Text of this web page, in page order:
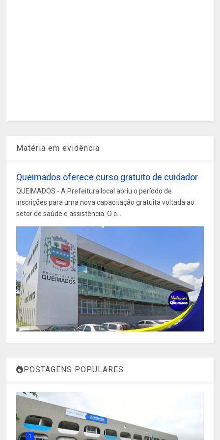
Matéria em evidência
Queimados oferece curso gratuito de cuidador
QUEIMADOS - A Prefeitura local abriu o período de
inscrições para uma nova capacitação gratuita voltada ao
setor de saúde e assistência. O c...
POSTAGENS POPULARES
1